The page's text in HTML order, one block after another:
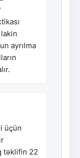
ayrılma
üçün
təklifin 22